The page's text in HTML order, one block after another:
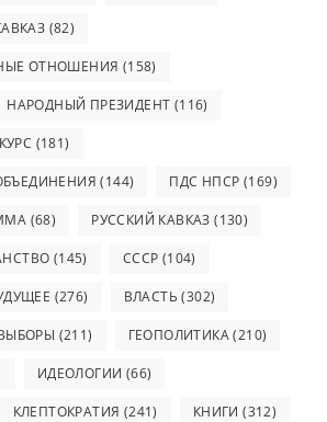
(82)
ОТНОШЕНИЯ (158)
НАРОДНЫЙ ПРЕЗИДЕНТ (116)
(181)
(144) ПДС НПСР (169)
(68) РУССКИЙ КАВКАЗ (130)
(145) СССР (104)
(276) ВЛАСТЬ (302)
(211) ГЕОПОЛИТИКА(210)
ИДЕОЛОГИИ (66)
КЛЕПТОКРАТИЯ (241) КНИГИ (312)